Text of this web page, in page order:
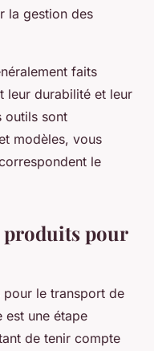
la gestion des
faits
leur durabilité et leur
outils sont
modèles, vous
le
produits pour
le transport de
est une étape
de tenir compte